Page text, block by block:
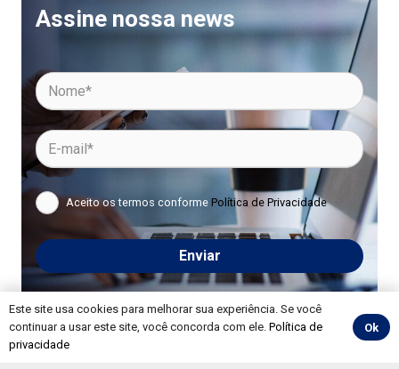
Assine nossa news
Aceito os termos conforme Política de Privacidade
Please
leave
field
empty.
Este site usa cookies para melhorar sua experiência. Se você
continuar a usar este site, você concorda com ele. Política de
privacidade
Ok